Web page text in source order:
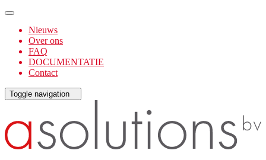
Nieuws
Over ons
FAQ
DOCUMENTATIE
Contact
Toggle navigation